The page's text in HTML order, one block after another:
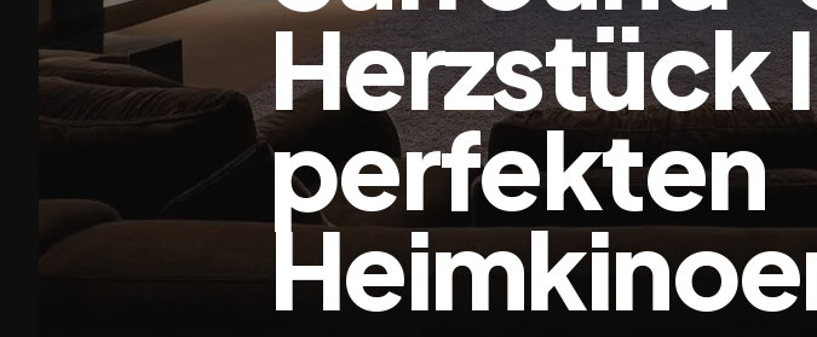
Herzstück
perfekten